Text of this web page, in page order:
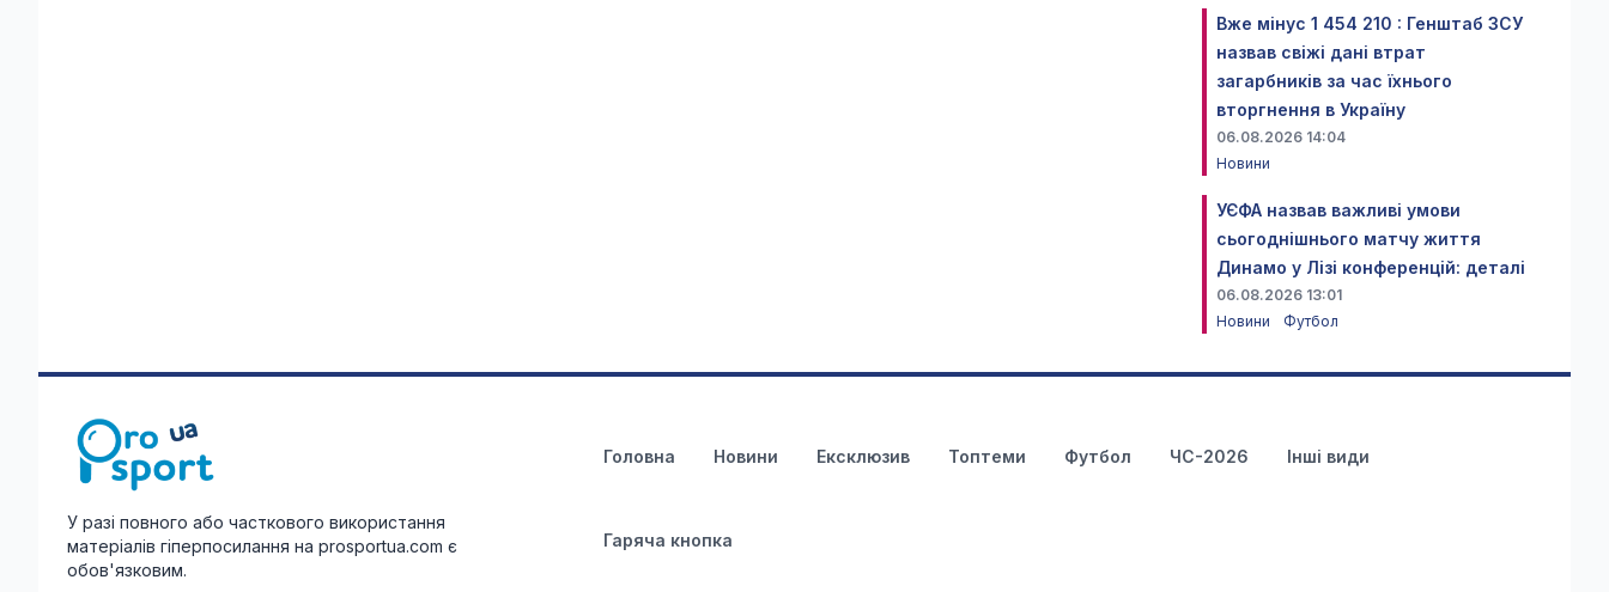
Вже мінус 1 454 210 : Генштаб ЗСУ
назвав свіжі дані втрат
загарбників за час їхнього
вторгнення в Україну
06.08.2026 14:04
Новини
УЄФА назвав важливі умови
сьогоднішнього матчу життя
Динамо у Лізі конференцій: деталі
06.08.2026 13:01
Новини
Футбол
У разі повного або часткового використання
матеріалів гіперпосилання на prosportua.com є
обов'язковим.
Головна Новини Ексклюзив Топтеми Футбол ЧС-2026 Інші види
Гаряча кнопка